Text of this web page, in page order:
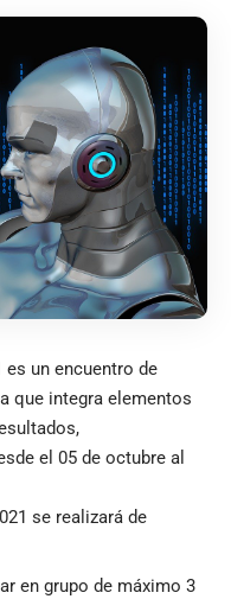
es un encuentro de
que integra elementos
el 05 de octubre al
se realizará de
en grupo de máximo 3